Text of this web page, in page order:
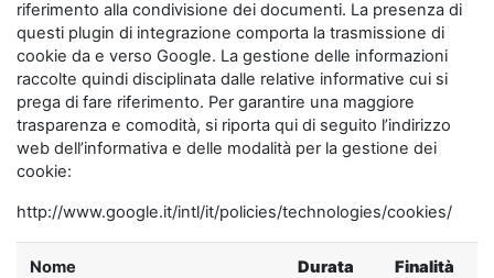
riferimento alla condivisione dei documenti. La presenza di
questi plugin di integrazione comporta la trasmissione di
cookie da e verso Google. La gestione delle informazioni
raccolte quindi disciplinata dalle relative informative cui si
prega di fare riferimento. Per garantire una maggiore
trasparenza e comodità, si riporta qui di seguito l’indirizzo
web dell’informativa e delle modalità per la gestione dei
cookie:
http://www.google.it/intl/it/policies/technologies/cookies/
Nome Durata Finalità